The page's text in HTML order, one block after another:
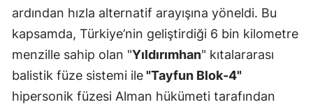
ardından hızla alternatif arayışına yöneldi. Bu
kapsamda, Türkiye’nin geliştirdiği 6 bin kilometre
menzille sahip olan "Yıldırımhan" kıtalararası
balistik füze sistemi ile"Tayfun Blok-4"
hipersonik füzesi Alman hükümeti tarafından